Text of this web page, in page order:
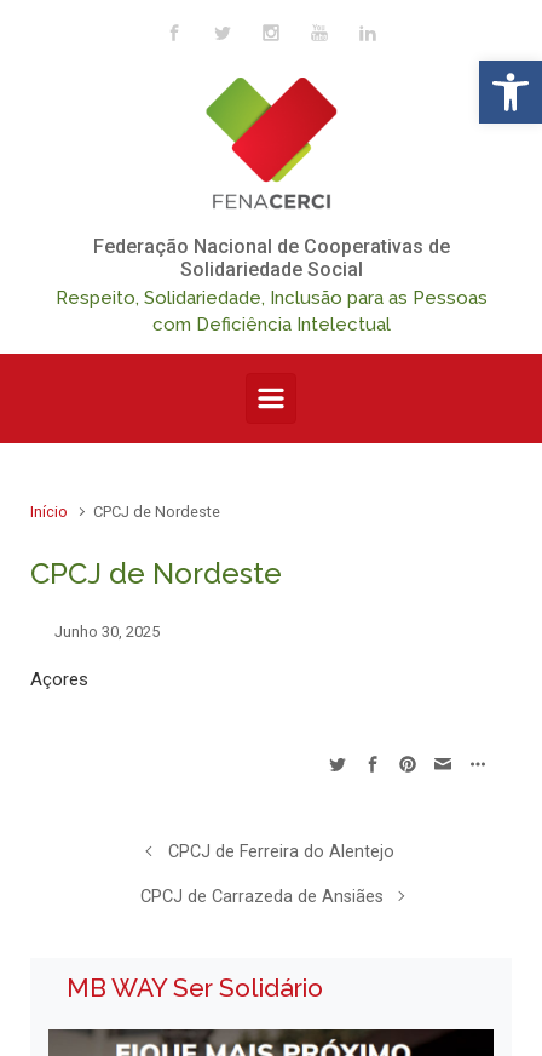
Skip to main content
Federação Nacional de Cooperativas de
Solidariedade Social
Respeito, Solidariedade, Inclusão para as Pessoas
com Deficiência Intelectual
Início CPCJ de Nordeste
CPCJ de Nordeste
Junho 30, 2025
Açores
CPCJ de Ferreira do Alentejo
CPCJ de Carrazeda de Ansiães
MB WAY Ser Solidário